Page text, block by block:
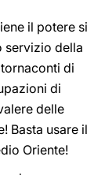
il potere si
servizio della
di
di
delle
Basta usare il
Oriente!